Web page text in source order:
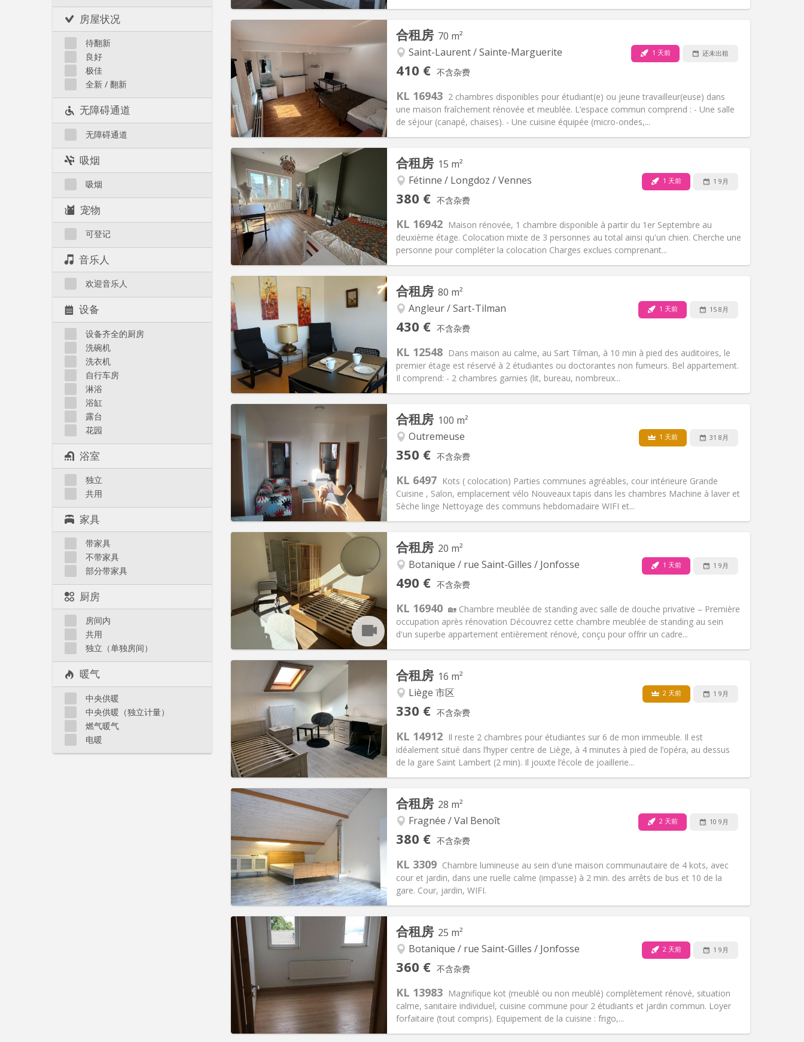
房屋状况
待翻新
良好
极佳
全新 / 翻新
无障碍通道
无障碍通道
吸烟
吸烟
宠物
可登记
音乐人
欢迎音乐人
设备
设备齐全的厨房
洗碗机
洗衣机
自行车房
淋浴
浴缸
露台
花园
浴室
独立
共用
家具
带家具
不带家具
部分带家具
厨房
房间内
共用
独立（单独房间）
暖气
中央供暖
中央供暖（独立计量）
燃气暖气
电暖
实用信息
租金:300 €
水电费:90 €
租期:
厨房:共用
面积:16 m 2
安静, 社区氛围, 学习氛围, 温馨
合租房 70 m²
Saint-Laurent / Sainte-Marguerite
410 € 不含杂费
1 天前 还未出租
KL 16943 2 chambres disponibles pour étudiant(e) ou jeune travailleur(euse) dans
une maison fraîchement rénovée et meublée. L’espace commun comprend : - Une salle
de séjour (canapé, chaises). - Une cuisine équipée (micro-ondes,...
实用信息
租金:410 €
水电费:100 €
租期: 12个月, 10个月
住房登记:否
厨房:共用
面积:70 m 2
学习氛围, 社区氛围, 安静, 温馨
合租房 15 m²
Fétinne / Longdoz / Vennes
380 € 不含杂费
1 天前 1 9月
KL 16942 Maison rénovée, 1 chambre disponible à partir du 1er Septembre au
deuxième étage. Colocation mixte de 3 personnes au total ainsi qu'un chien. Cherche une
personne pour compléter la colocation Charges exclues comprenant...
实用信息
380 €
水电费:90 €
12个月
住房登记:否
浴室:
厨房:共用
面积:15 m 2
学习氛围, 社区氛围, 温馨, 安静
合租房 80 m²
Angleur / Sart-Tilman
430 € 不含杂费
1 天前 15 8月
KL 12548 Dans maison au calme, au Sart Tilman, à 10 min à pied des auditoires, le
premier étage est réservé à 2 étudiantes ou doctorantes non fumeurs. Bel appartement.
Il comprend: - 2 chambres garnies (lit, bureau, nombreux...
实用信息
租金:430 €
水电费:
租期:
厨房:独立（单独房间）
面积:80 m2
安静, 学习氛围
合租房 100 m²
Outremeuse
350 € 不含杂费
1 天前 31 8月
KL 6497 Kots ( colocation) Parties communes agréables, cour intérieure Grande
Cuisine , Salon, emplacement vélo Nouveaux tapis dans les chambres Machine à laver et
Sèche linge Nettoyage des communs hebdomadaire WIFI et...
实用信息
350 €
110 €
12个月
住房登记: 有登记条件
共用
厨房:共用
面积:100 m2
学习氛围, 温馨, 安静, 社区氛围
无障碍通道:
合租房 20 m²
Botanique / rue Saint-Gilles / Jonfosse
490 € 不含杂费
1 天前 1 9月
KL 16940 🏡 Chambre meublée de standing avec salle de douche privative – Première
occupation après rénovation Découvrez cette chambre meublée de standing au sein
d'un superbe appartement entièrement rénové, conçu pour offrir un cadre...
实用信息
租金: 490 €
水电费:90 €
12个月
住房登记:否
浴室:独立
厨房:共用
面积:20 m 2
安静, 学习氛围
合租房 16 m²
Liège 市区
330 € 不含杂费
2 天前 1 9月
KL 14912 Il reste 2 chambres pour étudiantes sur 6 de mon immeuble. Il est
idéalement situé dans l’hyper centre de Liège, à 4 minutes à pied de l’opéra, au dessus
de la gare Saint Lambert (2 min). Il jouxte l’école de joaillerie...
实用信息
租金: 330 €
150 €
租期: 12个月
住房登记:否
浴室:独立
厨房:共用
面积:16 m 2
温馨, 学习氛围, 安静
合租房 28 m²
Fragnée / Val Benoît
380 € 不含杂费
2 天前 10 9月
KL 3309 Chambre lumineuse au sein d'une maison communautaire de 4 kots, avec
cour et jardin, dans une ruelle calme (impasse) à 2 min. des arrêts de bus et 10 de la
gare. Cour, jardin, WIFI.
实用信息
租金:
水电费: 60 €
租期: 12个月
住房登记:否
共用
厨房:共用
面积:28 m 2
温馨, 学习氛围, 安静
无障碍通道:
合租房 25 m²
Botanique / rue Saint-Gilles / Jonfosse
360 € 不含杂费
2 天前 1 9月
KL 13983 Magnifique kot (meublé ou non meublé) complètement rénové, situation
calme, sanitaire individuel, cuisine commune pour 2 étudiants et jardin commun. Loyer
forfaitaire (tout compris). Equipement de la cuisine : frigo,...